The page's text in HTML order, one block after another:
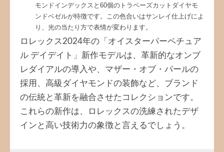
モンドインデックスと60個のトラペーズカットダイヤモ
ンドベゼルが特徴です。この色合いはサンレイ仕上げによ
り、光の当たり方で表情が変わります。
ロレックス2024年の「オイスターパーペチュア
ル デイデイト」新作モデルは、革新的なオンブ
レダイアルの導入や、マザー・オブ・パールの
採用、高級ダイヤモンドの装飾など、ブランド
の伝統と革新を融合させたコレクションです。
これらの新作は、ロレックスの洗練されたデザ
インと高い技術力の象徴と言えるでしょう。